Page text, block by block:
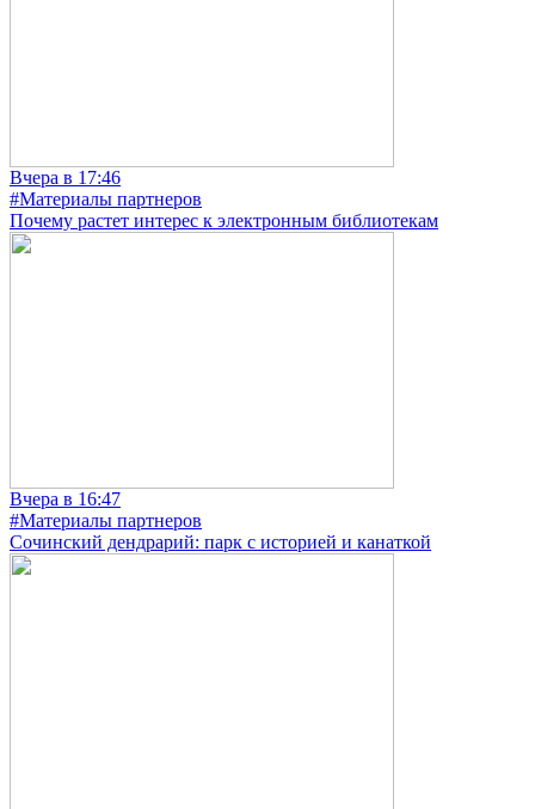
Вчера в 17:46
#Материалы партнеров
Почему растет интерес к электронным библиотекам
Вчера в 16:47
#Материалы партнеров
Сочинский дендрарий: парк с историей и канаткой